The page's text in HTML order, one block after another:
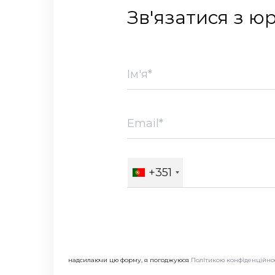
Зв'язатися з
+351
надсилаючи цю форму, я погоджуюся Політикою